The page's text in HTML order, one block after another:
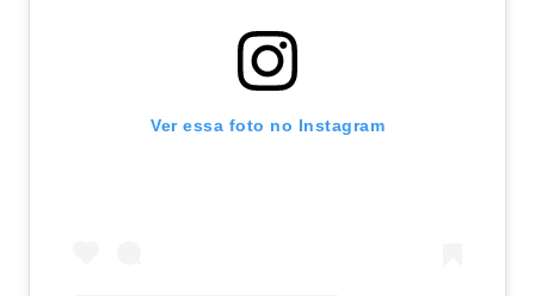
Ver essa foto no Instagram